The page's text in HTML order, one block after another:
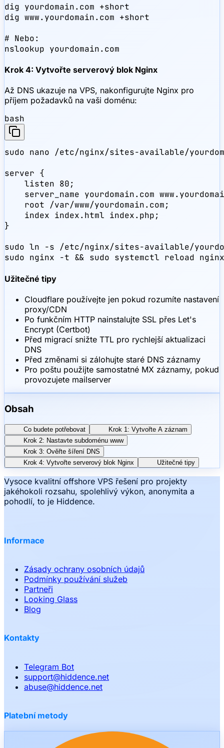
dig yourdomain.com +short
dig www.yourdomain.com +short
# Nebo:
nslookup yourdomain.com
Krok 4: Vytvořte serverový blok Nginx
Až DNS ukazuje na VPS, nakonfigurujte Nginx pro
příjem požadavků na vaši doménu:
bash
sudo nano /etc/nginx/sites-available/
server {
    listen 80;
server_name yourdomain.com
    root /var/www/yourdomain.com;
    index index.html index.php;
}
sudo ln -s /etc/nginx/sites-available/
sudo nginx -t && sudo systemctl reload nginx
Užitečné tipy
Cloudflare používejte jen pokud rozumíte nastavení
proxy/CDN
Po funkčním HTTP nainstalujte SSL přes Let's
Encrypt (Certbot)
Před migrací snižte TTL pro rychlejší aktualizaci
DNS
Před změnami si zálohujte staré DNS záznamy
Pro poštu použijte samostatné MX záznamy, pokud
provozujete mailserver
Obsah
Co budete potřebovat
Krok 1: Vytvořte A záznam
Krok 2: Nastavte subdoménu www
Krok 3: Ověřte šíření DNS
Krok 4: Vytvořte serverový blok Nginx
Užitečné tipy
Vysoce kvalitní offshore VPS řešení pro projekty
jakéhokoli rozsahu, spolehlivý výkon, anonymita a
pohodlí, to je Hiddence.
Informace
Zásady ochrany osobních údajů
Podmínky používání služeb
Partneři
Looking Glass
Blog
Kontakty
Telegram Bot
support@hiddence.net
abuse@hiddence.net
Platební metody